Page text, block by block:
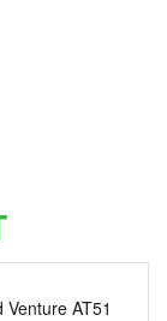
AT51